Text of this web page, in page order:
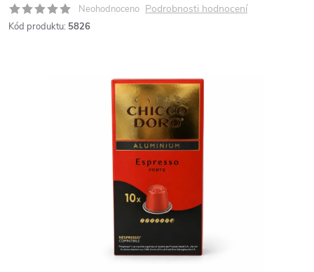
Neohodnoceno Podrobnosti hodnocení
Kód produktu: 5826